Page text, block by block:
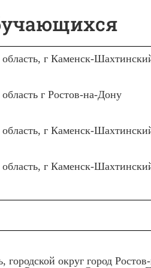
область, г Каменск-
г Ростов-на-Дону
область, г Каменск-
область, г Каменск-
городской округ город